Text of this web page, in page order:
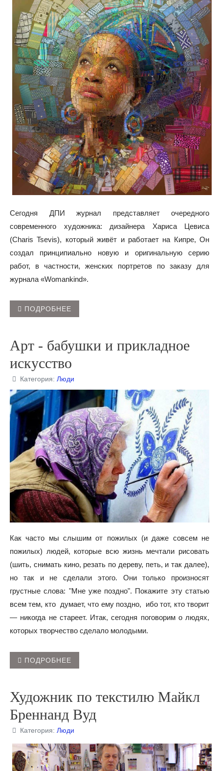
Сегодня ДПИ журнал представляет очередного
современного художника: дизайнера Хариса Цевиса
(Charis Tsevis), который живёт и работает на Кипре, Он
создал принципиально новую и оригинальную серию
работ, в частности, женских портретов по заказу для
журнала «Womankind».
ПОДРОБНЕЕ
Арт - бабушки и прикладное
искусство
Категория: Люди
Как часто мы слышим от пожилых (и даже совсем не
пожилых) людей, которые всю жизнь мечтали рисовать
(шить, снимать кино, резать по дереву, петь, и так далее),
но так и не сделали этого. Они только произносят
грустные слова: "Мне уже поздно". Покажите эту статью
всем тем, кто думает, что ему поздно, ибо тот, кто творит
— никогда не стареет. Итак, сегодня поговорим о людях,
которых творчество сделало молодыми.
ПОДРОБНЕЕ
Художник по текстилю Майкл
Бреннанд Вуд
Категория: Люди